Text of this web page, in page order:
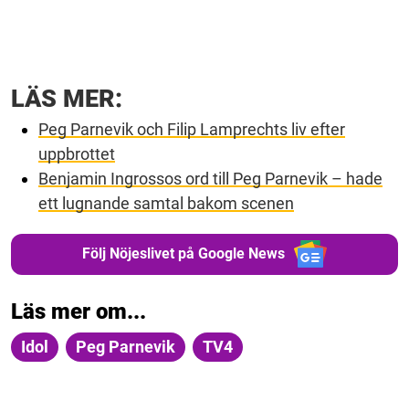
LÄS MER:
Peg Parnevik och Filip Lamprechts liv efter
uppbrottet
Benjamin Ingrossos ord till Peg Parnevik – hade
ett lugnande samtal bakom scenen
Följ Nöjeslivet på Google News
Läs mer om...
Idol Peg Parnevik TV4